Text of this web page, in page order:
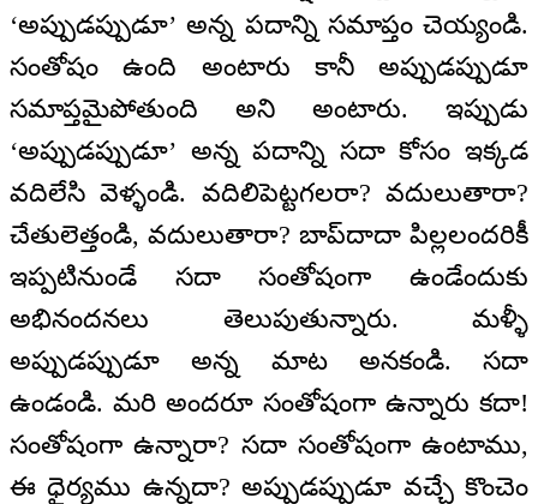
‘అప్పుడప్పుడూ’ అన్న పదాన్ని సమాప్తం చెయ్యండి.
సంతోషం ఉంది అంటారు కానీ అప్పుడప్పుడూ
సమాప్తమైపోతుంది అని అంటారు. ఇప్పుడు
‘అప్పుడప్పుడూ’ అన్న పదాన్ని సదా కోసం ఇక్కడ
వదిలేసి వెళ్ళండి. వదిలిపెట్టగలరా? వదులుతారా?
చేతులెత్తండి, వదులుతారా? బాప్‌దాదా పిల్లలందరికీ
ఇప్పటినుండే సదా సంతోషంగా ఉండేందుకు
అభినందనలు తెలుపుతున్నారు. మళ్ళీ
అప్పుడప్పుడూ అన్న మాట అనకండి. సదా
ఉండండి. మరి అందరూ సంతోషంగా ఉన్నారు కదా!
సంతోషంగా ఉన్నారా? సదా సంతోషంగా ఉంటాము,
ఈ ధైర్యము ఉన్నదా? అప్పుడప్పుడూ వచ్చే కొంచెం